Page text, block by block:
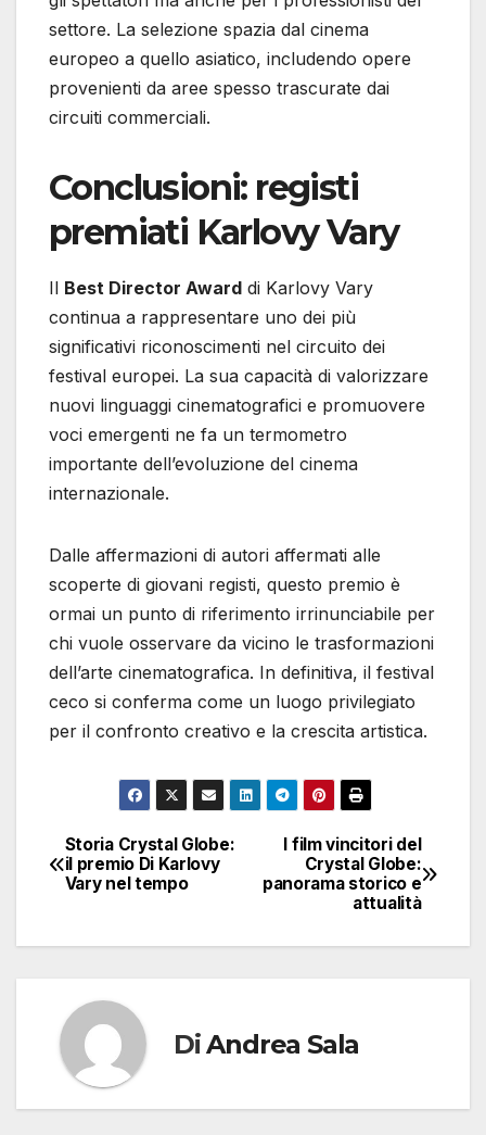
settore. La selezione spazia dal cinema
europeo a quello asiatico, includendo opere
provenienti da aree spesso trascurate dai
circuiti commerciali.
Conclusioni: registi
premiati Karlovy Vary
Il Best Director Award di Karlovy Vary
continua a rappresentare uno dei più
significativi riconoscimenti nel circuito dei
festival europei. La sua capacità di valorizzare
nuovi linguaggi cinematografici e promuovere
voci emergenti ne fa un termometro
importante dell’evoluzione del cinema
internazionale.
Dalle affermazioni di autori affermati alle
scoperte di giovani registi, questo premio è
ormai un punto di riferimento irrinunciabile per
chi vuole osservare da vicino le trasformazioni
dell’arte cinematografica. In definitiva, il festival
ceco si conferma come un luogo privilegiato
per il confronto creativo e la crescita artistica.
Navigazione
articoli
I film vincitori del
Crystal Globe:
panorama storico e
attualità
Storia Crystal Globe:
il premio Di Karlovy
Vary nel tempo
DiAndrea Sala